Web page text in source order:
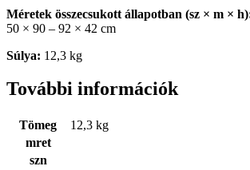
Méretek összecsukott állapotban (sz × m ×
50 × 90 – 92 × 42 cm
Súlya: 12,3 kg
További információk
Tömeg
12,3 kg
mret
szn